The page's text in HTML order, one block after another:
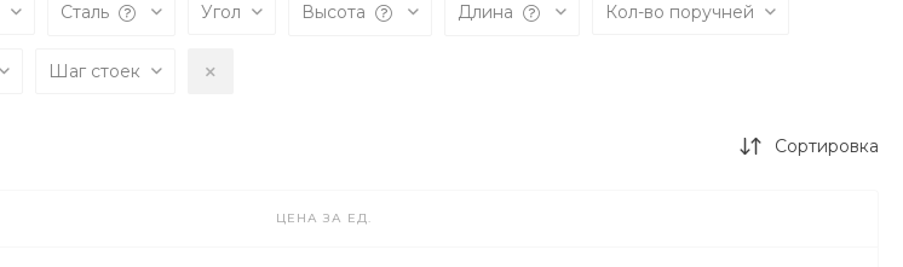
Сталь Угол Высота Длина Кол-во поручней
Шаг стоек
Сортировка
ЦЕНА ЗА ЕД.